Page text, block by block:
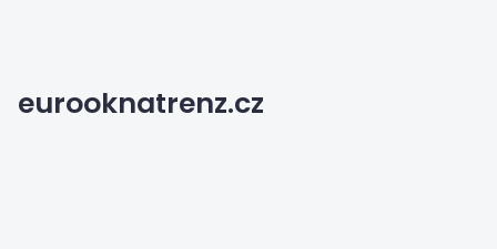
eurooknatrenz.cz